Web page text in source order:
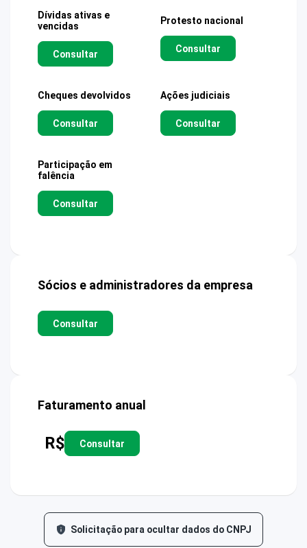
Dívidas ativas e
vencidas
Consultar
Protesto nacional
Consultar
Cheques devolvidos
Consultar
Ações judiciais
Consultar
Participação em
falência
Consultar
Sócios e administradores da empresa
Consultar
Faturamento anual
R$ Consultar
Solicitação para ocultar dados do CNPJ